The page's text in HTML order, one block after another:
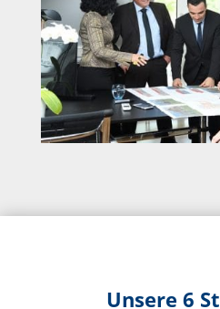
Unsere 6